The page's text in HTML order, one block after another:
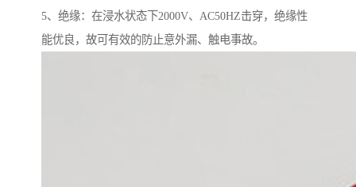
5、绝缘：在浸水状态下2000V、AC50HZ击穿，绝缘性
能优良，故可有效的防止意外漏、触电事故。